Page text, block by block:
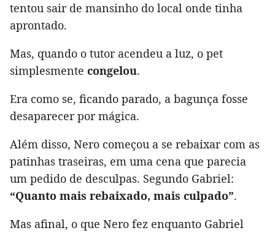
tentou sair de mansinho do local onde tinha
aprontado.
Mas, quando o tutor acendeu a luz, o pet
simplesmente congelou.
Era como se, ficando parado, a bagunça fosse
desaparecer por mágica.
Além disso, Nero começou a se rebaixar com as
patinhas traseiras, em uma cena que parecia
um pedido de desculpas. Segundo Gabriel:
“Quanto mais rebaixado, mais culpado”.
Mas afinal, o que Nero fez enquanto Gabriel